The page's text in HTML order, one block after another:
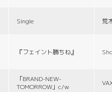
Single 荒
『フェイント勝ちね』
「BRAND-NEW-
TOMORROW」c/w